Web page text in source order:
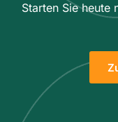
Starten Sie heute